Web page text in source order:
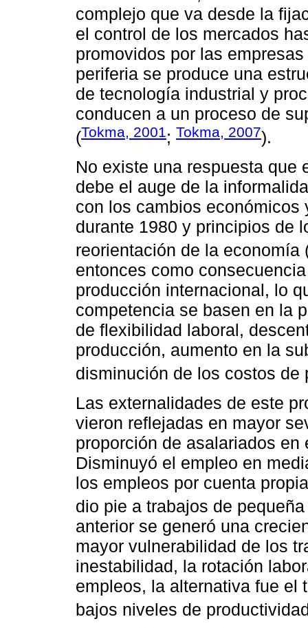
complejo que va desde la
el control de los mercados
promovidos por las
periferia se produce una
de tecnología industrial y
conducen a un proceso de
(Tokma, 2001; Tokma, 2007).
No existe una respuesta que
debe el auge de la
con los cambios
durante 1980 y principios de
reorientación de la economía
entonces como
producción internacional, lo
competencia se basen en la
de flexibilidad laboral,
producción, aumento en la
disminución de los costos de
Las externalidades de este
vieron reflejadas en mayor
proporción de asalariados
Disminuyó el empleo en
los empleos por cuenta
dio pie a trabajos de
anterior se generó una
mayor vulnerabilidad de los
inestabilidad, la rotación
empleos, la alternativa fue el
bajos niveles de